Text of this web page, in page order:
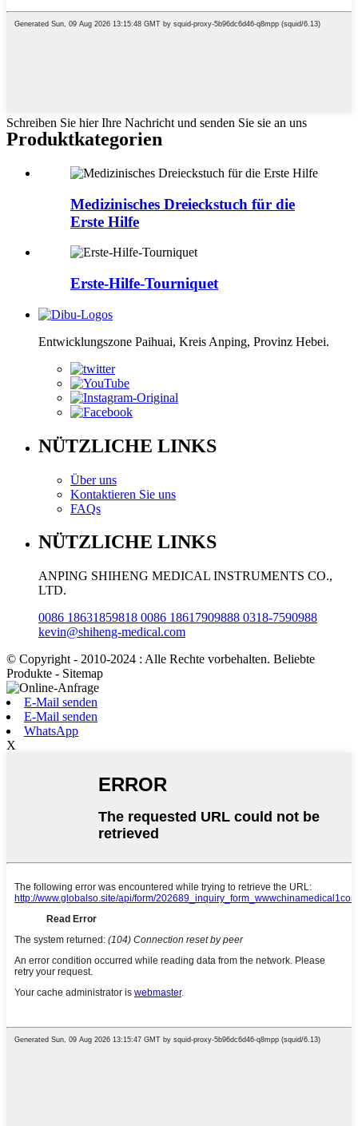
Schreiben Sie hier Ihre Nachricht und senden Sie sie an uns
Produktkategorien
Medizinisches Dreieckstuch für die
Erste Hilfe
Erste-Hilfe-Tourniquet
Entwicklungszone Paihuai, Kreis Anping, Provinz Hebei.
NÜTZLICHE LINKS
Über uns
Kontaktieren Sie uns
FAQs
NÜTZLICHE LINKS
ANPING SHIHENG MEDICAL INSTRUMENTS CO.,
LTD.
0086 18631859818 0086 18617909888 0318-7590988
kevin@shiheng-medical.com
© Copyright - 2010-2024 : Alle Rechte vorbehalten. Beliebte
Produkte - Sitemap
E-Mail senden
E-Mail senden
WhatsApp
X